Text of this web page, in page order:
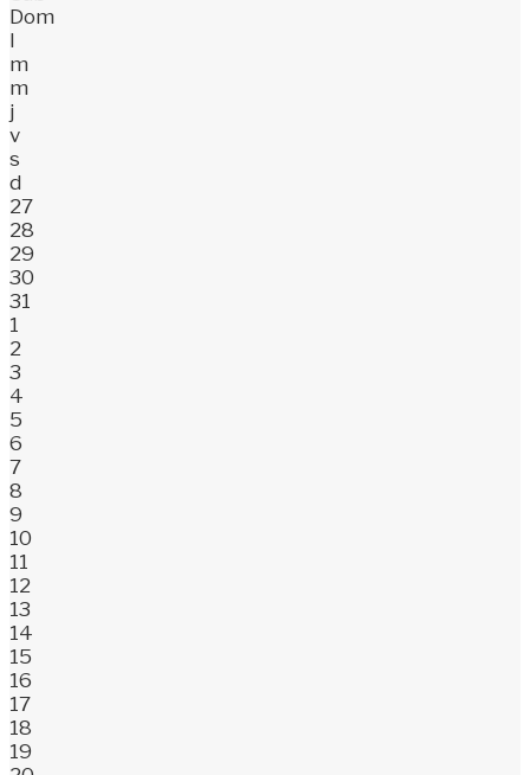
Dom
l
m
m
j
v
s
d
27
28
29
30
31
1
2
3
4
5
6
7
8
9
10
11
12
13
14
15
16
17
18
19